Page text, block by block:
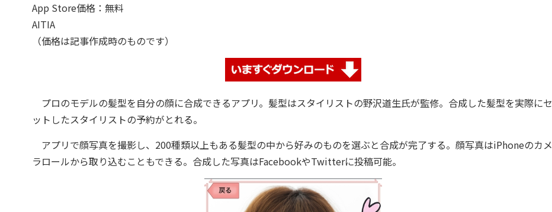
App Store価格：無料
AITIA
（価格は記事作成時のものです）
プロのモデルの髪型を自分の顔に合成できるアプリ。髪型はスタイリストの野沢道生氏が監修。合成した髪型を実際にセ
ットしたスタイリストの予約がとれる。
アプリで顔写真を撮影し、200種類以上もある髪型の中から好みのものを選ぶと合成が完了する。顔写真はiPhoneのカメ
ラロールから取り込むこともできる。合成した写真はFacebookやTwitterに投稿可能。